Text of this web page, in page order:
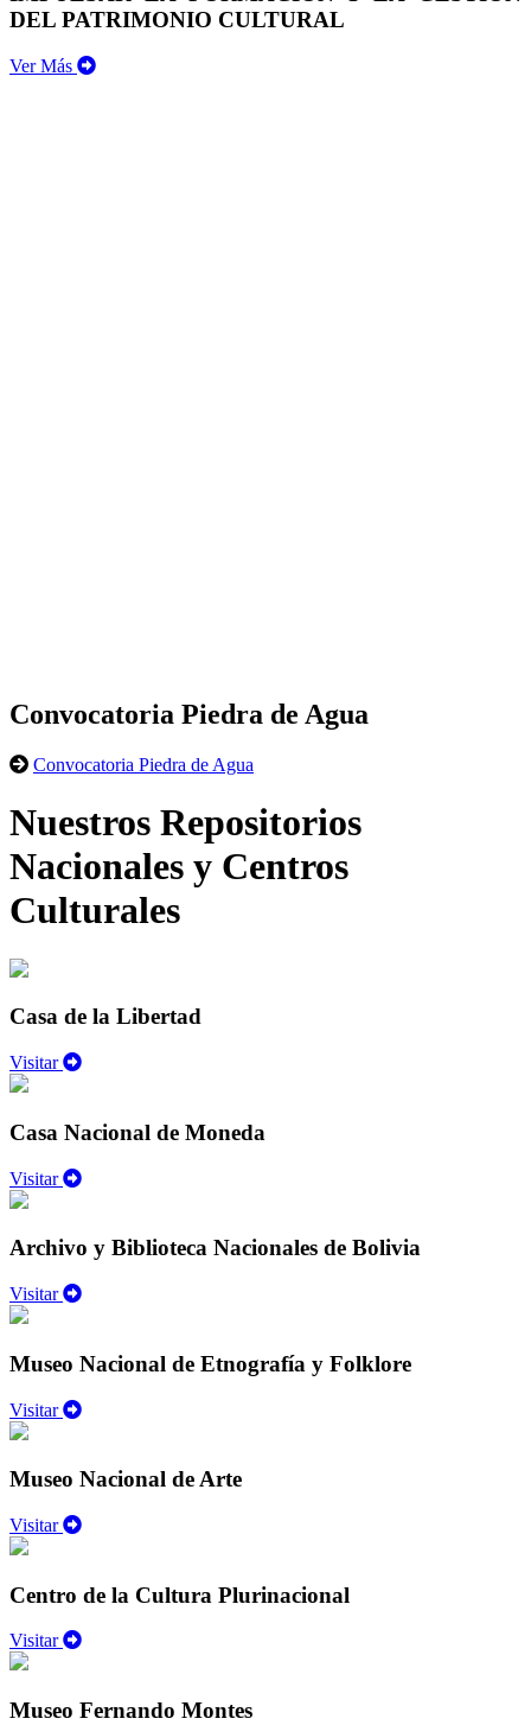
DEL PATRIMONIO CULTURAL
Ver Más
Convocatoria Piedra de Agua
Convocatoria Piedra de Agua
Nuestros Repositorios
Nacionales y Centros
Culturales
Casa de la Libertad
Visitar
Casa Nacional de Moneda
Visitar
Archivo y Biblioteca Nacionales de Bolivia
Visitar
Museo Nacional de Etnografía y Folklore
Visitar
Museo Nacional de Arte
Visitar
Centro de la Cultura Plurinacional
Visitar
Museo Fernando Montes